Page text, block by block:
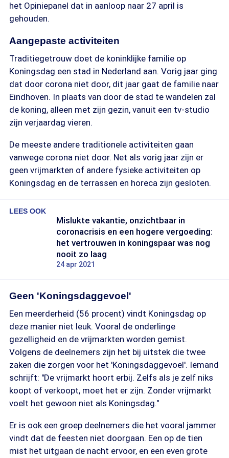
het Opiniepanel dat in aanloop naar 27 april is
gehouden.
Aangepaste activiteiten
Traditiegetrouw doet de koninklijke familie op
Koningsdag een stad in Nederland aan. Vorig jaar ging
dat door corona niet door, dit jaar gaat de familie naar
Eindhoven. In plaats van door de stad te wandelen zal
de koning, alleen met zijn gezin, vanuit een tv-studio
zijn verjaardag vieren.
De meeste andere traditionele activiteiten gaan
vanwege corona niet door. Net als vorig jaar zijn er
geen vrijmarkten of andere fysieke activiteiten op
Koningsdag en de terrassen en horeca zijn gesloten.
LEES OOK
Mislukte vakantie, onzichtbaar in
coronacrisis en een hogere vergoeding:
het vertrouwen in koningspaar was nog
nooit zo laag
24 apr 2021
Geen 'Koningsdaggevoel'
Een meerderheid (56 procent) vindt Koningsdag op
deze manier niet leuk. Vooral de onderlinge
gezelligheid en de vrijmarkten worden gemist.
Volgens de deelnemers zijn het bij uitstek die twee
zaken die zorgen voor het 'Koningsdaggevoel'. Iemand
schrijft: "De vrijmarkt hoort erbij. Zelfs als je zelf niks
koopt of verkoopt, moet het er zijn. Zonder vrijmarkt
voelt het gewoon niet als Koningsdag."
Er is ook een groep deelnemers die het vooral jammer
vindt dat de feesten niet doorgaan. Een op de tien
mist het uitgaan de nacht ervoor, en een even grote